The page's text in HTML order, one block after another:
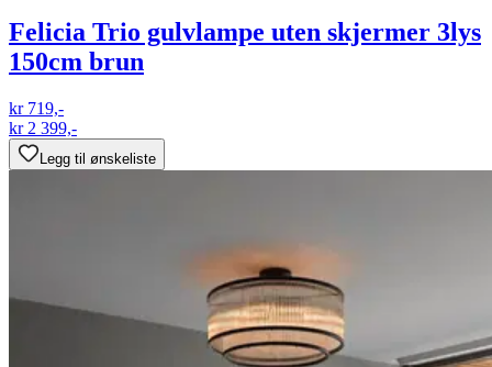
Felicia Trio gulvlampe uten skjermer 3lys
150cm brun
kr 719,-
kr 2 399,-
Legg til ønskeliste